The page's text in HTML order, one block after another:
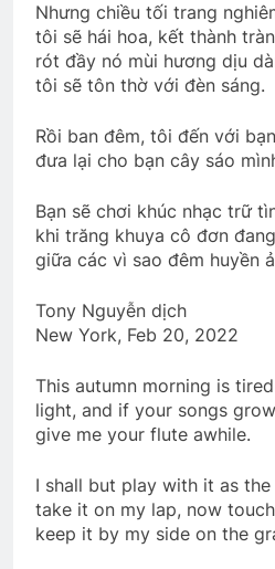
CTBCTY –
3 Years Ago
Đưa Tiễn
YÊU EM …
2 Years Ago
Mùa Noel … kể
Nhưng chiều tối trang
tôi sẽ hái hoa, kết thành
rót đầy nó mùi hương dịu
tôi sẽ tôn thờ với đèn sáng.
Rồi ban đêm, tôi đến với bạn
đưa lại cho bạn cây sáo
Bạn sẽ chơi khúc nhạc trữ
khi trăng khuya cô đơn
giữa các vì sao đêm huyền
Tony Nguyễn dịch
New York, Feb 20, 2022
This autumn morning is
light, and if your songs
give me your flute awhile.
I shall but play with it as
take it on my lap, now
keep it by my side on the